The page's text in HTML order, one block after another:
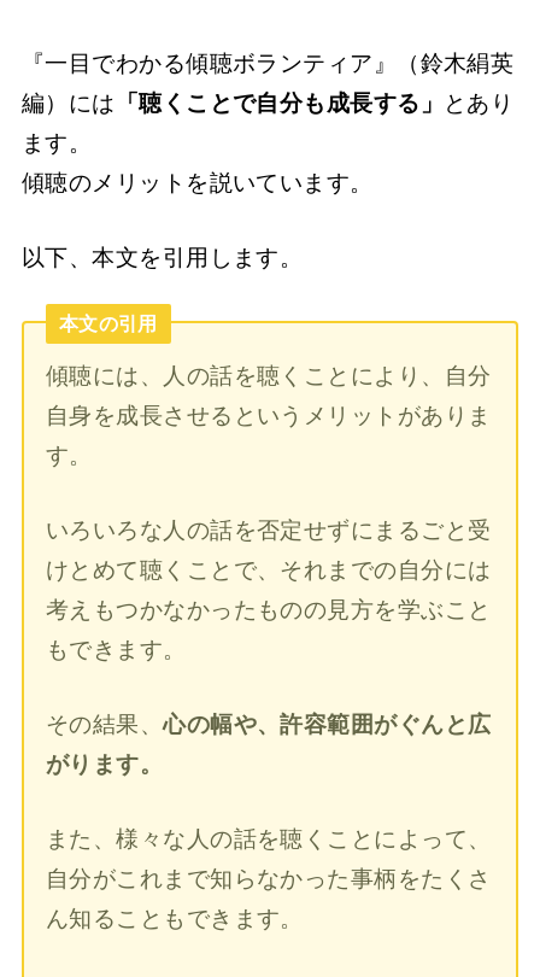
『一目でわかる傾聴ボランティア』（鈴木絹英
編）には 「聴くことで自分も成長する」
とあり
ます。
傾聴のメリットを説いています。
以下、本文を引用します。
本文の引用
傾聴には、人の話を聴くことにより、自分
自身を成長させるというメリットがありま
す。
いろいろな人の話を否定せずにまるごと受
けとめて聴くことで、それまでの自分には
考えもつかなかったものの見方を学ぶこと
もできます。
その結果、心の幅や、許容範囲がぐんと広
がります。
また、様々な人の話を聴くことによって、
自分がこれまで知らなかった事柄をたくさ
ん知ることもできます。